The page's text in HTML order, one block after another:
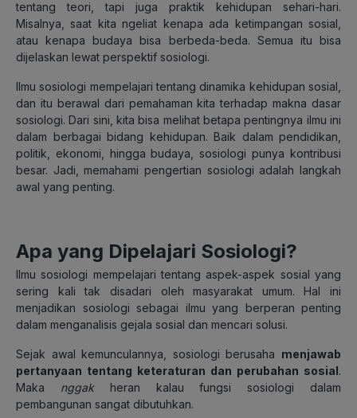
tentang teori, tapi juga praktik kehidupan sehari-hari.
Misalnya, saat kita ngeliat kenapa ada ketimpangan sosial,
atau kenapa budaya bisa berbeda-beda. Semua itu bisa
dijelaskan lewat perspektif sosiologi.
Ilmu sosiologi mempelajari tentang dinamika kehidupan sosial,
dan itu berawal dari pemahaman kita terhadap makna dasar
sosiologi. Dari sini, kita bisa melihat betapa pentingnya ilmu ini
dalam berbagai bidang kehidupan. Baik dalam pendidikan,
politik, ekonomi, hingga budaya, sosiologi punya kontribusi
besar. Jadi, memahami pengertian sosiologi adalah langkah
awal yang penting.
Apa yang Dipelajari Sosiologi?
Ilmu sosiologi mempelajari tentang aspek-aspek sosial yang
sering kali tak disadari oleh masyarakat umum. Hal ini
menjadikan sosiologi sebagai ilmu yang berperan penting
dalam menganalisis gejala sosial dan mencari solusi.
Sejak awal kemunculannya, sosiologi berusaha menjawab
pertanyaan tentang keteraturan dan perubahan sosial.
Maka nggakheran kalau fungsi sosiologi dalam
pembangunan sangat dibutuhkan.